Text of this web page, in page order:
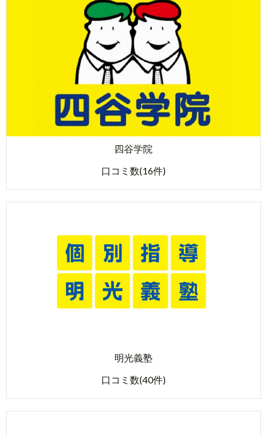
四谷学院
口コミ数(16件)
明光義塾
口コミ数(40件)